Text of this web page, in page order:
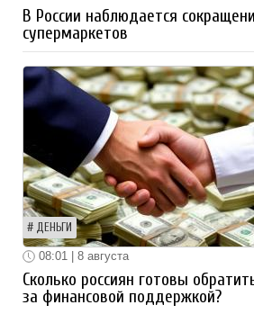
В России наблюдается
супермаркетов
ДЕНЬГИ
08:01 | 8 августа
Сколько россиян готовы
за финансовой поддержкой?